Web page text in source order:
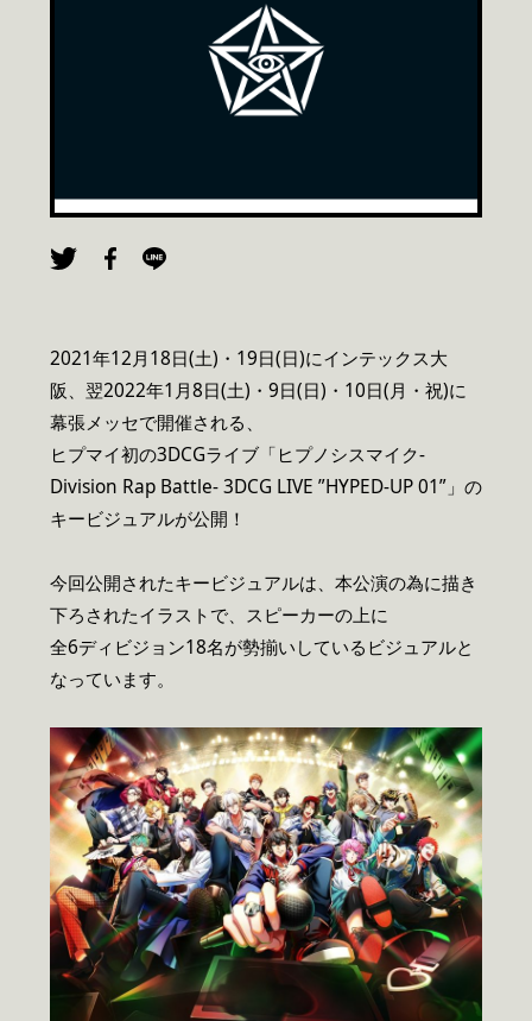
2021年12月18日(土)・19日(日)にインテックス大
阪、翌2022年1月8日(土)・9日(日)・10日(月・祝)に
幕張メッセで開催される、
ヒプマイ初の3DCGライブ「ヒプノシスマイク-
Division Rap Battle- 3DCG LIVE ”HYPED-UP 01”」の
キービジュアルが公開！
今回公開されたキービジュアルは、本公演の為に描き
下ろされたイラストで、スピーカーの上に
全6ディビジョン18名が勢揃いしているビジュアルと
なっています。